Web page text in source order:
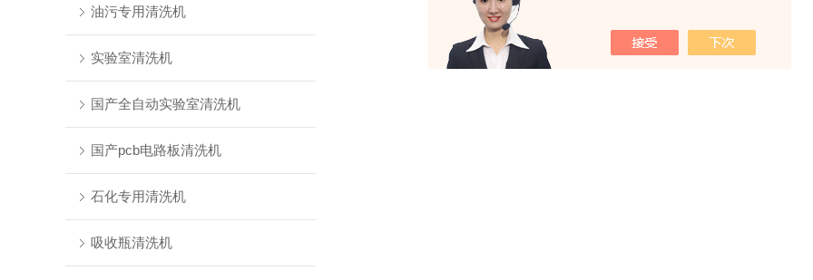
油污专用清洗机
实验室清洗机
国产全自动实验室清洗机
国产pcb电路板清洗机
石化专用清洗机
吸收瓶清洗机